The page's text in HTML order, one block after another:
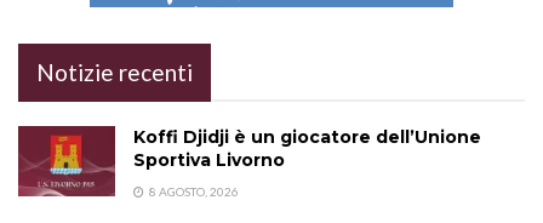
Notizie recenti
Koffi Djidji è un giocatore dell’Unione
Sportiva Livorno
8 AGOSTO, 2026